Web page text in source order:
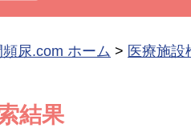
尿.com ホーム > 医療施設
結果